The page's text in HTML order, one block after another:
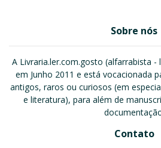
Sobre nós
A Livraria.ler.com.gosto (alfarrabista -
em Junho 2011 e está vocacionada
antigos, raros ou curiosos (em
e literatura), para além de
Contato